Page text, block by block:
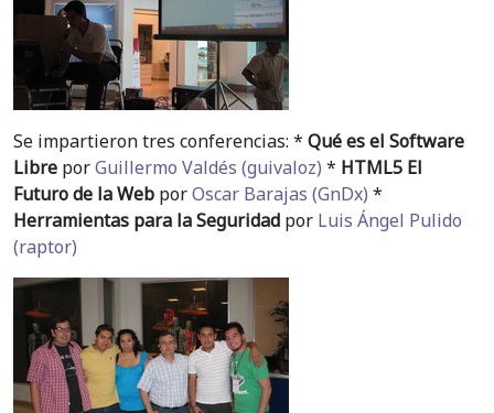
Se impartieron tres conferencias: * Qué es el Software
Libre porGuillermo Valdés (guivaloz) * HTML5 El
Futuro de la Web porOscar Barajas (GnDx) *
Herramientas para la Seguridad por Luis Ángel Pulido
(raptor)